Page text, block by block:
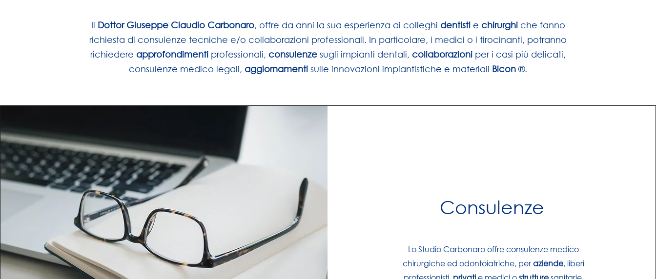
Il Dottor Giuseppe Claudio Carbonaro, offre da anni la sua esperienza ai colleghi dentisti e chirurghi che fanno
richiesta di consulenze tecniche e/o collaborazioni professionali. In particolare, i medici o i tirocinanti, potranno
richiedere approfondimenti professionali, consulenze sugli impianti dentali, collaborazioni per i casi più delicati,
consulenze medico legali, aggiornamenti sulle innovazioni impiantistiche e materiali Bicon®.
Consulenze
Lo Studio Carbonaro offre consulenze medico
chirurgiche ed odontoiatriche, peraziende, liberi